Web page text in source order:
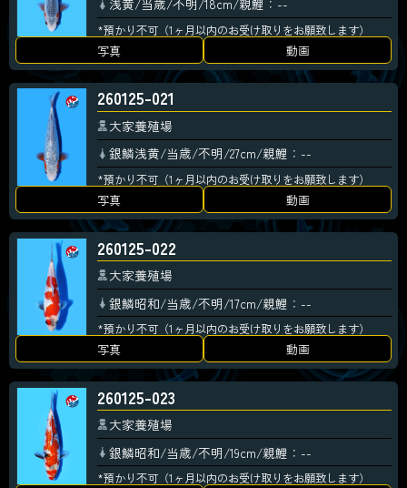
浅黄/当歳/不明/18cm/親鯉：--
*預かり不可（1ヶ月以内のお受け取りをお願致します）
写真 動画
260125-021
大家養殖場
銀鱗浅黄/当歳/不明/27cm/親鯉：--
*預かり不可（1ヶ月以内のお受け取りをお願致します）
写真 動画
260125-022
大家養殖場
銀鱗昭和/当歳/不明/17cm/親鯉：--
*預かり不可（1ヶ月以内のお受け取りをお願致します）
写真 動画
260125-023
大家養殖場
銀鱗昭和/当歳/不明/19cm/親鯉：--
*預かり不可（1ヶ月以内のお受け取りをお願致します）